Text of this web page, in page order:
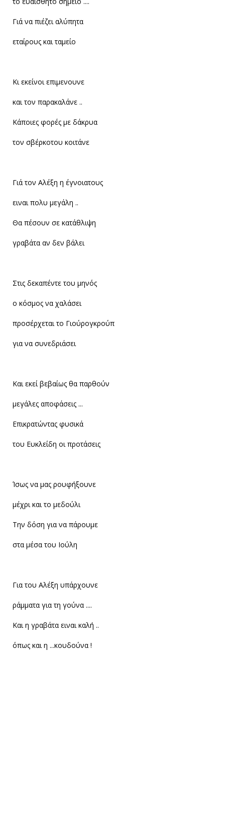
Γιά να πιέζει αλύπητα
εταίρους και ταμείο
Κι εκείνοι επιμενουνε
και τον παρακαλάνε ..
Κάποιες φορές με δάκρυα
τον σβέρκοτου κοιτάνε
Γιά τον Αλέξη η έγνοιατους
ειναι πολυ μεγάλη ..
Θα πέσουν σε κατάθλιψη
γραβάτα αν δεν βάλει
Στις δεκαπέντε του μηνός
ο κόσμος να χαλάσει
προσέρχεται το Γιούρογκρούπ
για να συνεδριάσει
Και εκεί βεβαίως θα παρθούν
μεγάλες αποφάσεις ...
Επικρατώντας φυσικά
του Ευκλείδη οι προτάσεις
Ίσως να μας ρουφήξουνε
μέχρι και το μεδούλι
Την δόση για να πάρουμε
στα μέσα του Ιούλη
Για του Αλέξη υπάρχουνε
ράμματα για τη γούνα ....
Και η γραβάτα ειναι καλή ..
όπως και η ...κουδούνα !